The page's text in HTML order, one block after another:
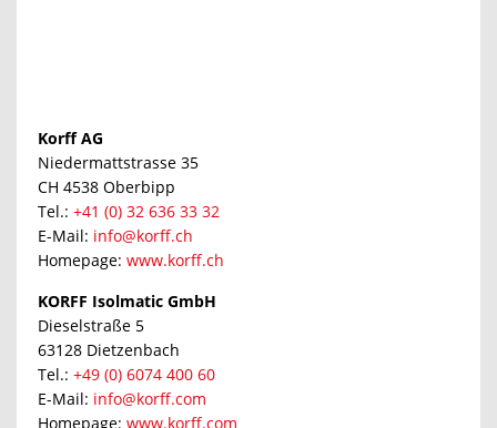
Korff AG
Niedermattstrasse 35
CH 4538 Oberbipp
Tel.: +41 (0) 32 636 33 32
E-Mail: info@korff.ch
Homepage: www.korff.ch
KORFF Isolmatic GmbH
Dieselstraße 5
63128 Dietzenbach
Tel.: +49 (0) 6074 400 60
E-Mail: info@korff.com
Homepage: www.korff.com